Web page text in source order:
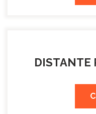
DISTANTE